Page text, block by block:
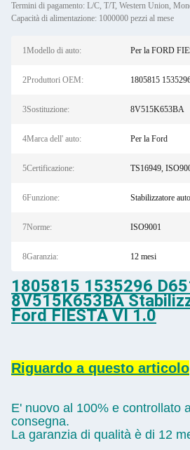
Termini di pagamento: L/C, T/T, Western Union,
Capacità di alimentazione: 1000000 pezzi al mese
1Modello di auto: Per la FORD
2Produttori OEM: 1805815
3Sostituzione: 8V515K653BA
4Marca dell' auto: Per la Ford
5Certificazione: TS16949,
6Funzione: Stabilizzatore auto
7Norme: ISO9001
8Garanzia: 12 mesi
1805815 1535296
8V515K653BA
Ford FIESTA VI 1.0
Riguardo a questo articolo
E' nuovo al 100% e controllato
consegna.
La garanzia di qualità è di 12